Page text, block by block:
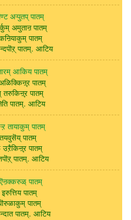
अऱ्पुतप् पातम्
अमुताऩ पातम्
पातम्
पातम्. आटिय
आकिय पातम्
पातम्
तरुकिऩ्ऱ पातम्
पातम्. आटिय
तायाकुम् पातम्
पातम्
पातम्
पातम्. आटिय
पातम्
पातम्
पातम्
पातम्. आटिय